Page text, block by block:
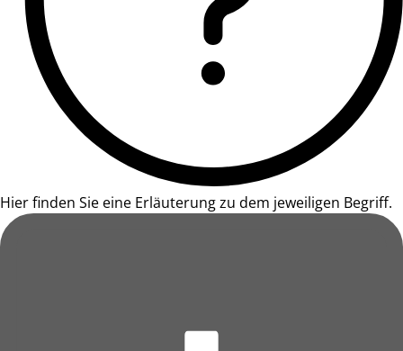
Hier finden Sie eine Erläuterung zu dem jeweiligen Begriff.